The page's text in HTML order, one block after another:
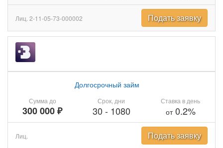
Лиц. 2-11-05-73-000002 Подать заявку
Сумма до
300 000 ₽
Долгосрочный займ
Срок, дни
30 - 1080
Ставка в день
от0.2%
Лиц. Подать заявку